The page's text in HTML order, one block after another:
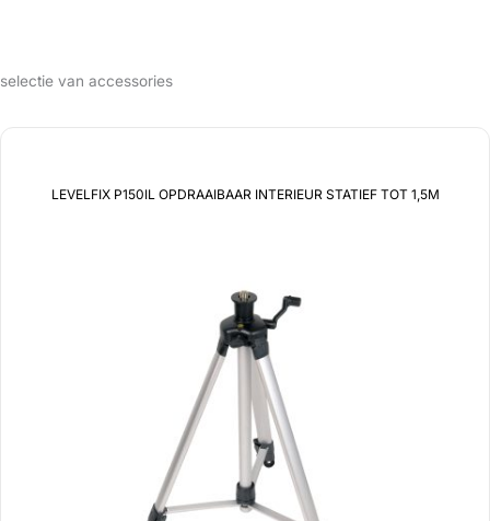
selectie van accessories
LEVELFIX P150IL OPDRAAIBAAR INTERIEUR STATIEF TOT 1,5M